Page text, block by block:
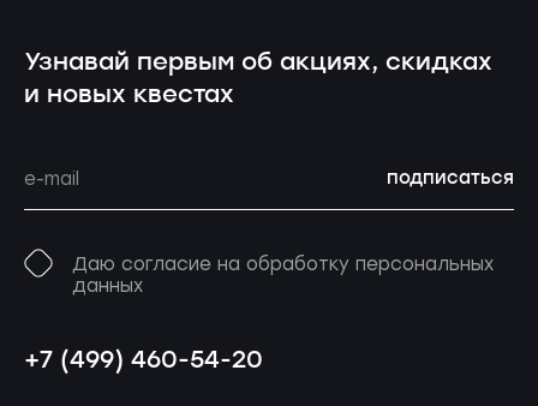
Узнавай первым об акциях, скидках
и новых квестах
подписаться
Даю согласие на обработку персональных
данных
+7 (499) 460-54-20